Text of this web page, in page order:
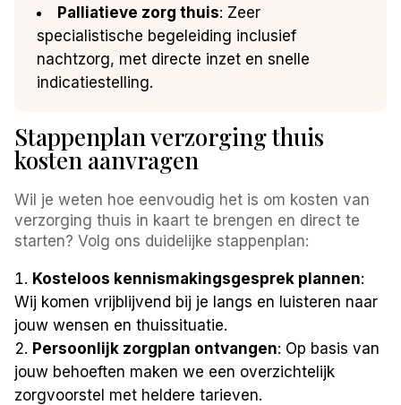
Palliatieve zorg thuis: Zeer
specialistische begeleiding inclusief
nachtzorg, met directe inzet en snelle
indicatiestelling.
Stappenplan verzorging thuis
kosten aanvragen
Wil je weten hoe eenvoudig het is om kosten van
verzorging thuis in kaart te brengen en direct te
starten? Volg ons duidelijke stappenplan:
Kosteloos kennismakingsgesprek plannen:
Wij komen vrijblijvend bij je langs en luisteren naar
jouw wensen en thuissituatie.
Persoonlijk zorgplan ontvangen: Op basis van
jouw behoeften maken we een overzichtelijk
zorgvoorstel met heldere tarieven.